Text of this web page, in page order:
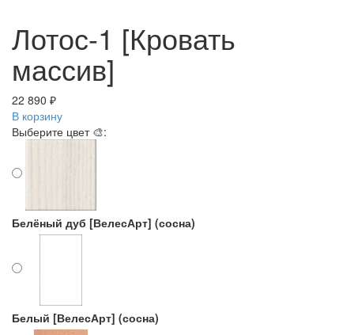
Лотос-1 [Кровать
массив]
22 890 ₽
В корзину
Выберите цвет 🎨:
Белёный дуб [ВелесАрт] (сосна)
Белый [ВелесАрт] (сосна)